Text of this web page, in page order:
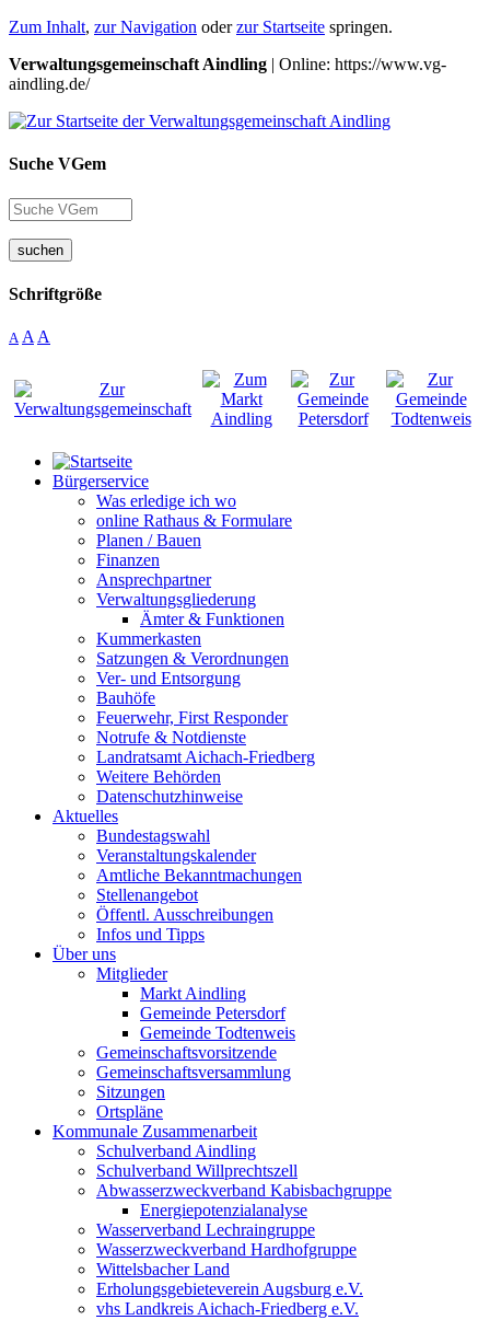
Zum Inhalt, zur Navigation oderzur Startseite springen.
Verwaltungsgemeinschaft Aindling | Online: https://www.vg-
aindling.de/
Suche VGem
suchen
Schriftgröße
A A A
Bürgerservice
Was erledige ich wo
online Rathaus & Formulare
Planen / Bauen
Finanzen
Ansprechpartner
Verwaltungsgliederung
Ämter & Funktionen
Kummerkasten
Satzungen & Verordnungen
Ver- und Entsorgung
Bauhöfe
Feuerwehr, First Responder
Notrufe & Notdienste
Landratsamt Aichach-Friedberg
Weitere Behörden
Datenschutzhinweise
Aktuelles
Bundestagswahl
Veranstaltungskalender
Amtliche Bekanntmachungen
Stellenangebot
Öffentl. Ausschreibungen
Infos und Tipps
Über uns
Mitglieder
Markt Aindling
Gemeinde Petersdorf
Gemeinde Todtenweis
Gemeinschaftsvorsitzende
Gemeinschaftsversammlung
Sitzungen
Ortspläne
Kommunale Zusammenarbeit
Schulverband Aindling
Schulverband Willprechtszell
Abwasserzweckverband Kabisbachgruppe
Energiepotenzialanalyse
Wasserverband Lechraingruppe
Wasserzweckverband Hardhofgruppe
Wittelsbacher Land
Erholungsgebieteverein Augsburg e.V.
vhs Landkreis Aichach-Friedberg e.V.